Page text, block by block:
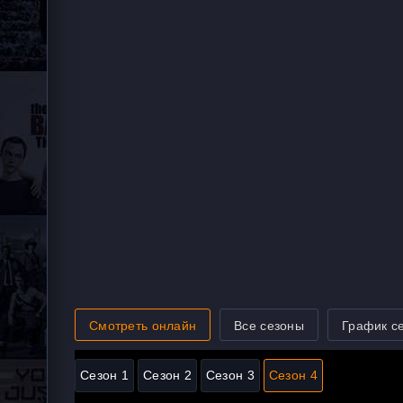
Смотреть онлайн Все сезоны График
Сезон 1 Сезон 2 Сезон 3 Сезон 4